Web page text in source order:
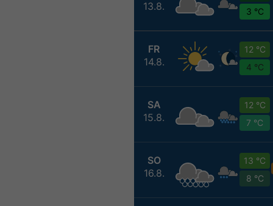
13.8.
3 °C
FR
14.8.
12 °C
4 °C
SA
15.8.
12 °C
7 °C
SO
16.8.
13 °C
8 °C